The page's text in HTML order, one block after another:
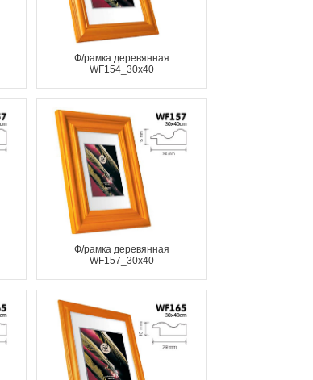
Ф/рамка деревянная
WF154_30x40
Ф/рамка деревянная
WF157_30x40